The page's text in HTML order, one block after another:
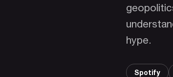
hype.
Spotify